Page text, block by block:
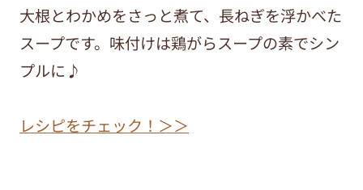
大根とわかめをさっと煮て、長ねぎを浮かべた
スープです。味付けは鶏がらスープの素でシン
プルに♪
レシピをチェック！＞＞